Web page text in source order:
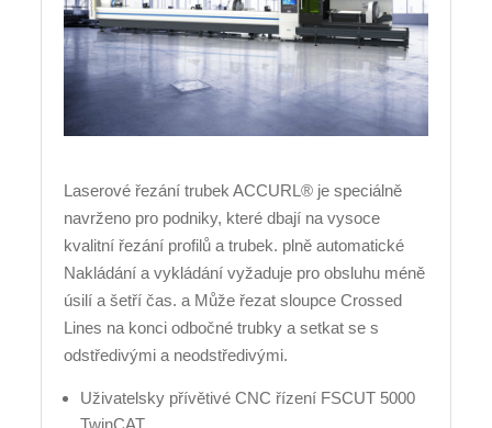
Laserové řezání trubek ACCURL® je speciálně
navrženo pro podniky, které dbají na vysoce
kvalitní řezání profilů a trubek. plně automatické
Nakládání a vykládání vyžaduje pro obsluhu méně
úsilí a šetří čas. a Může řezat sloupce Crossed
Lines na konci odbočné trubky a setkat se s
odstředivými a neodstředivými.
Uživatelsky přívětivé CNC řízení FSCUT 5000
TwinCAT